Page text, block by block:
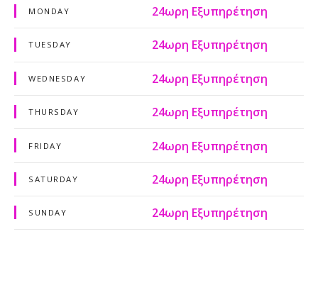
MONDAY 24ωρη Εξυπηρέτηση
TUESDAY 24ωρη Εξυπηρέτηση
WEDNESDAY 24ωρη Εξυπηρέτηση
THURSDAY 24ωρη Εξυπηρέτηση
FRIDAY 24ωρη Εξυπηρέτηση
SATURDAY 24ωρη Εξυπηρέτηση
SUNDAY 24ωρη Εξυπηρέτηση